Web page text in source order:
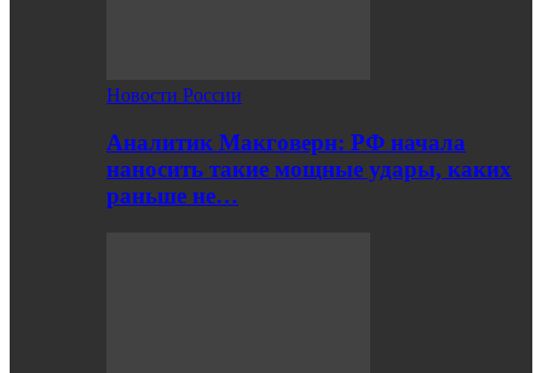
Новости России
Аналитик Макговерн: РФ начала
наносить такие мощные удары, каких
раньше не…